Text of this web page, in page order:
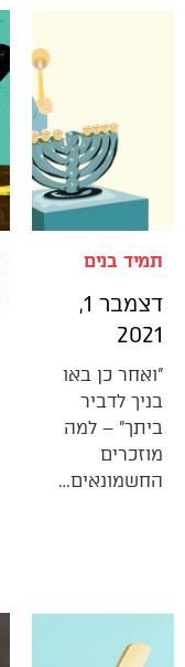
תמיד בנים
דצמבר 1,
2021
"ואחר כן באו
בניך לדביר
ביתך" – למה
מוזכרים
החשמונאים…